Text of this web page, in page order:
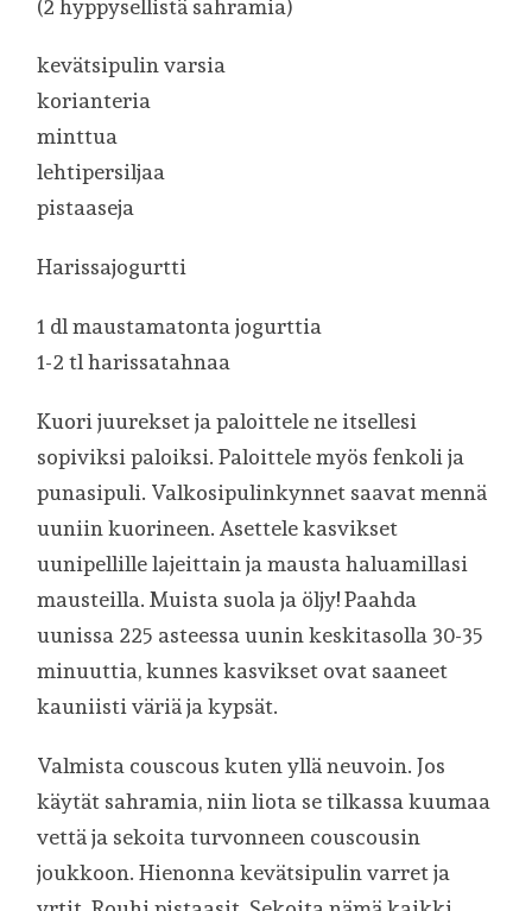
(2 hyppysellistä sahramia)
kevätsipulin varsia
korianteria
minttua
lehtipersiljaa
pistaaseja
Harissajogurtti
1 dl maustamatonta jogurttia
1-2 tl harissatahnaa
Kuori juurekset ja paloittele ne itsellesi
sopiviksi paloiksi. Paloittele myös fenkoli ja
punasipuli. Valkosipulinkynnet saavat mennä
uuniin kuorineen. Asettele kasvikset
uunipellille lajeittain ja mausta haluamillasi
mausteilla. Muista suola ja öljy! Paahda
uunissa 225 asteessa uunin keskitasolla 30-35
minuuttia, kunnes kasvikset ovat saaneet
kauniisti väriä ja kypsät.
Valmista couscous kuten yllä neuvoin. Jos
käytät sahramia, niin liota se tilkassa kuumaa
vettä ja sekoita turvonneen couscousin
joukkoon. Hienonna kevätsipulin varret ja